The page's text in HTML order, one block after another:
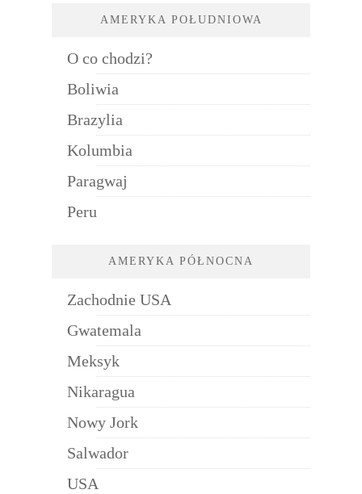
AMERYKA POŁUDNIOWA
O co chodzi?
Boliwia
Brazylia
Kolumbia
Paragwaj
Peru
AMERYKA PÓŁNOCNA
Zachodnie USA
Gwatemala
Meksyk
Nikaragua
Nowy Jork
Salwador
USA